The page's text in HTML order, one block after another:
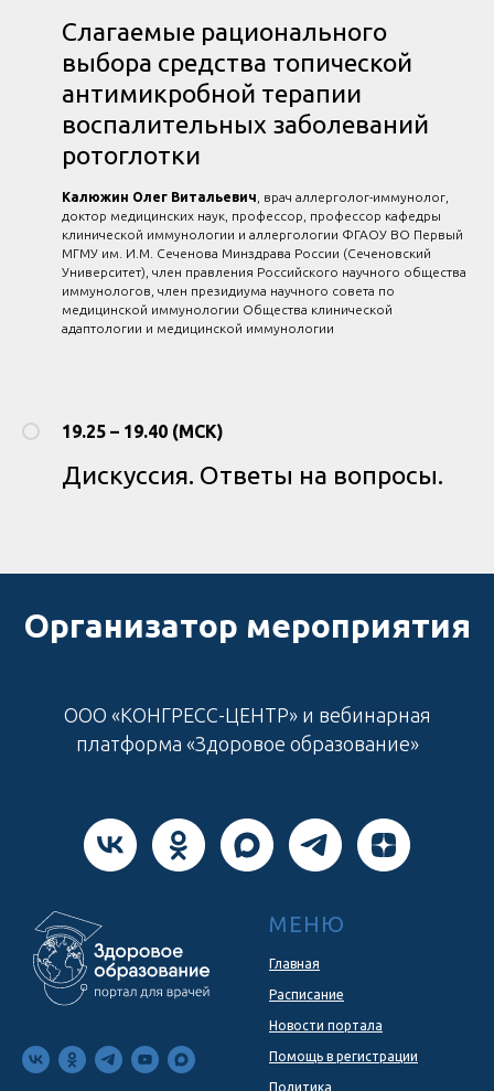
Слагаемые рационального
выбора средства топической
антимикробной терапии
воспалительных заболеваний
ротоглотки
Калюжин Олег Витальевич , врач аллерголог-иммунолог,
доктор медицинских наук, профессор, профессор кафедры
клинической иммунологии и аллергологии ФГАОУ ВО Первый
МГМУ им. И.М. Сеченова Минздрава России (Сеченовский
Университет), член правления Российского научного общества
иммунологов, член президиума научного совета по
медицинской иммунологии Общества клинической
адаптологии и медицинской иммунологии
19.25 – 19.40 (МСК)
Дискуссия. Ответы на вопросы.
Организатор мероприятия
ООО «КОНГРЕСС-ЦЕНТР» и вебинарная
платформа «Здоровое образование»
МЕНЮ
Главная
Расписание
Новости портала
Помощь в регистрации
Политика